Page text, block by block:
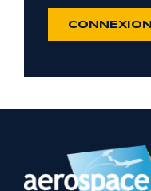
CONNEXION